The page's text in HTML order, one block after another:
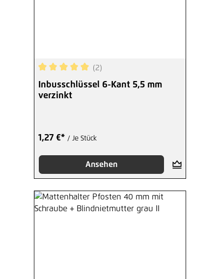
Durchschnittliche Bewertung von 5 von 5
(2)
Inbusschlüssel 6-Kant 5,5 mm
verzinkt
1,27 €* / Je Stück
Ansehen